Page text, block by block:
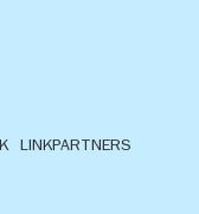
LINKPARTNERS